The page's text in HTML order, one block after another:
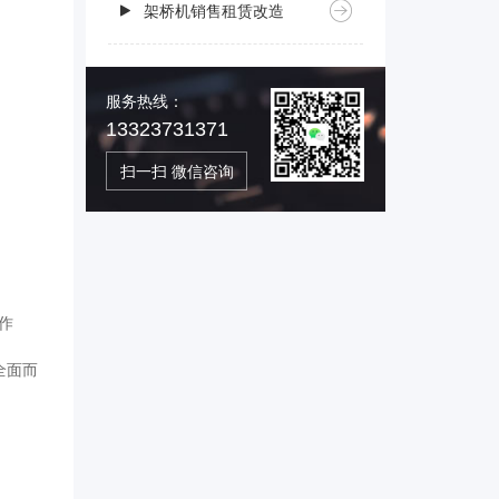
面而
架桥机销售租赁改造
服务热线：
13323731371
扫一扫 微信咨询